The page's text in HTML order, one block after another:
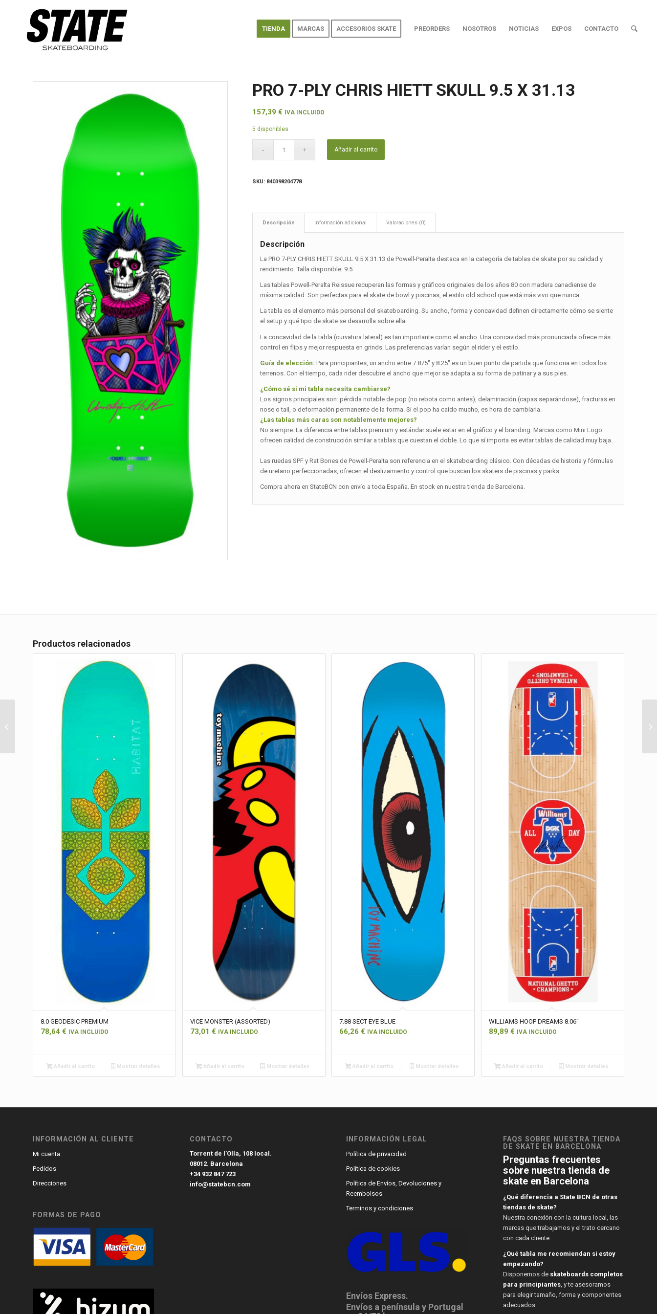
TIENDA MARCAS ACCESORIOS SKATE PREORDERS NOSOTROS NOTICIAS EXPOS CONTACTO
PRO 7-PLY CHRIS HIETT SKULL 9.5 X 31.13
157,39€ IVA INCLUIDO
5 disponibles
Añadir al carrito
SKU: 840398204778
Descripción Información adicional Valoraciones (0)
Descripción
La PRO 7-PLY CHRIS HIETT SKULL 9.5 X 31.13 de Powell-Peralta destaca en la categoría de tablas de skate por su calidad y
rendimiento. Talla disponible: 9.5.
Las tablas Powell-Peralta Reissue recuperan las formas y gráficos originales de los años 80 con madera canadiense de
máxima calidad. Son perfectas para el skate de bowl y piscinas, el estilo old school que está más vivo que nunca.
La tabla es el elemento más personal del skateboarding. Su ancho, forma y concavidad definen directamente cómo se siente
el setup y qué tipo de skate se desarrolla sobre ella.
La concavidad de la tabla (curvatura lateral) es tan importante como el ancho. Una concavidad más pronunciada ofrece más
control en flips y mejor respuesta en grinds. Las preferencias varían según el rider y el estilo.
Guía de elección: Para principiantes, un ancho entre 7.875″ y 8.25″ es un buen punto de partida que funciona en todos los
terrenos. Con el tiempo, cada rider descubre el ancho que mejor se adapta a su forma de patinar y a sus pies.
¿Cómo sé si mi tabla necesita cambiarse?
Los signos principales son: pérdida notable de pop (no rebota como antes), delaminación (capas separándose), fracturas en
nose o tail, o deformación permanente de la forma. Si el pop ha caído mucho, es hora de cambiarla.
¿Las tablas más caras son notablemente mejores?
No siempre. La diferencia entre tablas premium y estándar suele estar en el gráfico y el branding. Marcas como Mini Logo
ofrecen calidad de construcción similar a tablas que cuestan el doble. Lo que sí importa es evitar tablas de calidad muy baja.
Las ruedas SPF y Rat Bones de Powell-Peralta son referencia en el skateboarding clásico. Con décadas de historia y fórmulas
de uretano perfeccionadas, ofrecen el deslizamiento y control que buscan los skaters de piscinas y parks.
Compra ahora en StateBCN con envío a toda España. En stock en nuestra tienda de Barcelona.
Productos relacionados
8.0 GEODESIC PREMIUM
78,64 € IVA INCLUIDO
Añadir al carrito Mostrar detalles
VICE MONSTER (ASSORTED)
73,01 € IVA INCLUIDO
Añadir al carrito Mostrar detalles
7.88 SECT EYE BLUE
66,26€ IVA INCLUIDO
Añadir al carrito Mostrar detalles
WILLIAMS HOOP DREAMS 8.06″
89,89 € IVA INCLUIDO
Añadir al carrito Mostrar detalles
INFORMACIÓN AL CLIENTE
Mi cuenta
Pedidos
Direcciones
FORMAS DE PAGO
CONTACTO
Torrent de l’Olla, 108 local.
08012. Barcelona
+34 932 847 723
info@statebcn.com
INFORMACIÓN LEGAL
Política de privacidad
Política de cookies
Política de Envíos, Devoluciones y
Reembolsos
Terminos y condiciones
Envíos Express.
Envíos a península y Portugal
FAQS SOBRE NUESTRA TIENDA
DE SKATE EN BARCELONA
Preguntas frecuentes
sobre nuestra tienda de
skate en Barcelona
¿Qué diferencia a State BCN de otras
tiendas de skate?
Nuestra conexión con la cultura local, las
marcas que trabajamos y el trato cercano
con cada cliente.
¿Qué tabla me recomiendan si estoy
empezando?
Disponemos de skateboards completos
para principiantes, y te asesoramos
para elegir tamaño, forma y componentes
adecuados.
Andy Anderson Hydrant
Power Lines Top